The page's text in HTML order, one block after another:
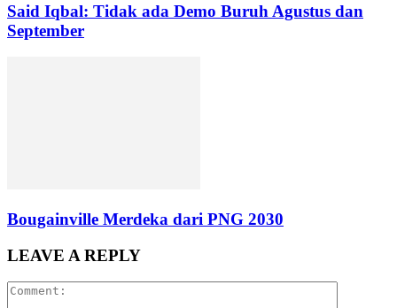
Said Iqbal: Tidak ada Demo Buruh Agustus dan
September
Bougainville Merdeka dari PNG 2030
LEAVE A REPLY